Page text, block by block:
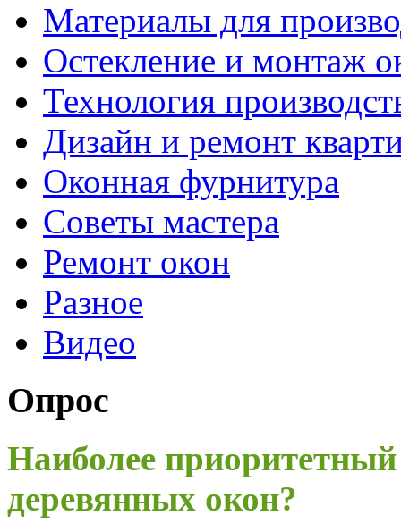
Материалы для
Остекление и монтаж
Технология
Дизайн и ремонт
Оконная фурнитура
Советы мастера
Ремонт окон
Разное
Видео
Опрос
Наиболее
деревянных окон?